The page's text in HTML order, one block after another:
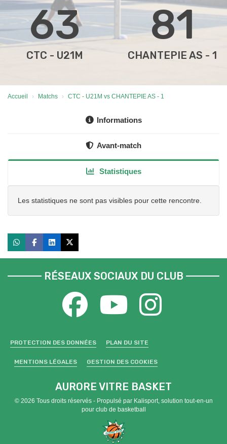
63 81
CTC - U21M CHANTEPIE AS - 1
Accueil Matchs CTC - U21M vs CHANTEPIE AS - 1
Informations
Avant-match
Statistiques
Les statistiques ne sont pas visibles pour cette rencontre.
RÉSEAUX SOCIAUX DU CLUB
PROTECTION DES DONNÉES PLAN DU SITE
MENTIONS LÉGALES GESTION DES COOKIES
AURORE VITRE BASKET
© 2026 Tous droits réservés - Propulsé par Kalisport, solution tout-en-un
pour club de basketball